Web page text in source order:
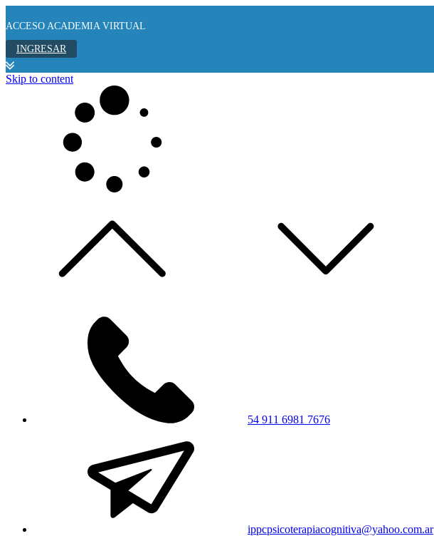
ACCESO ACADEMIA VIRTUAL
INGRESAR
Skip to content
54 911 6981 7676
ippcpsicoterapiacognitiva@yahoo.com.ar